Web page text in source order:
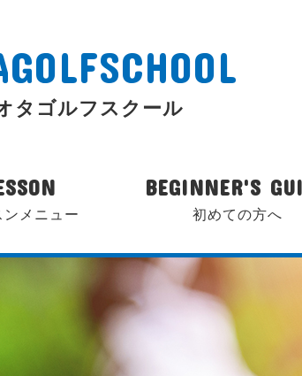
タゴルフスクール
ンメニュー
BEGINNER'S
初めての方へ